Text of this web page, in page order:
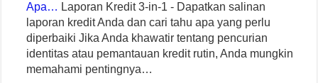
Apa… Laporan Kredit 3-in-1 - Dapatkan salinan
laporan kredit Anda dan cari tahu apa yang perlu
diperbaiki Jika Anda khawatir tentang pencurian
identitas atau pemantauan kredit rutin, Anda mungkin
memahami pentingnya…